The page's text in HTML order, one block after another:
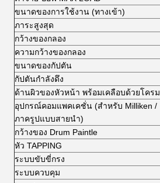
ขนาดของการใช้งาน (ทางเข้า)
ภาระสูงสุด
กว้างของกลอง
ความกว้างของกลอง
ขนาดของกัปตัน
กัปตันกําลังดึง
ด้านผิวของหัวหน้า พร้อมเคลือบด้วยโครม
อุปกรณ์คอมแพคเคชั่น (สําหรับ Milliken /
ภาครูปแบบสายนํา)
กว้างของ Drum Paintle
หัว TAPPING
ระบบขับขี่กรง
ระบบควบคุม